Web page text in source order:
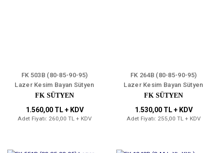
FK 503B (80-85-90-95)
Lazer Kesim Bayan Sütyen
6'lı
FK SÜTYEN
1.560,00 TL + KDV
Adet Fiyatı: 260,00 TL + KDV
FK 264B (80-85-90-95)
Lazer Kesim Bayan Sütyen
6'lı
FK SÜTYEN
1.530,00 TL + KDV
Adet Fiyatı: 255,00 TL + KDV